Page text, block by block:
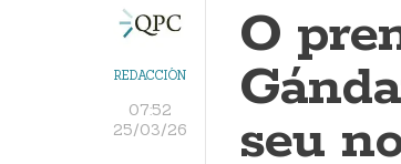
REDACCIÓN
07:52
25/03/26
O
seu